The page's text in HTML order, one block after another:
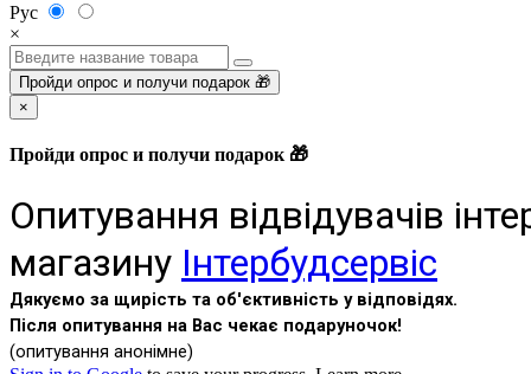
Рус
×
Пройди опрос и получи подарок 🎁
×
Пройди опрос и получи подарок 🎁